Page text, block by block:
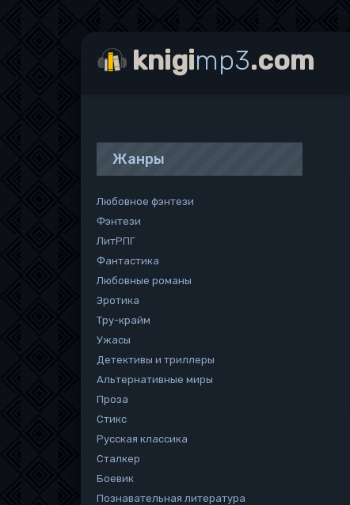
Жанры
Любовное фэнтези
Фэнтези
ЛитРПГ
Фантастика
Любовные романы
Эротика
Тру-крайм
Ужасы
Детективы и триллеры
Альтернативные миры
Проза
Стикс
Русская классика
Сталкер
Боевик
Познавательная литература
knigimp3.com